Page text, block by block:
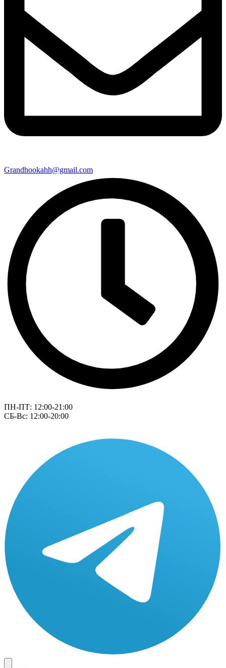
Grandhookahh@gmail.com
ПН-ПТ: 12:00-21:00
СБ-Вс: 12:00-20:00